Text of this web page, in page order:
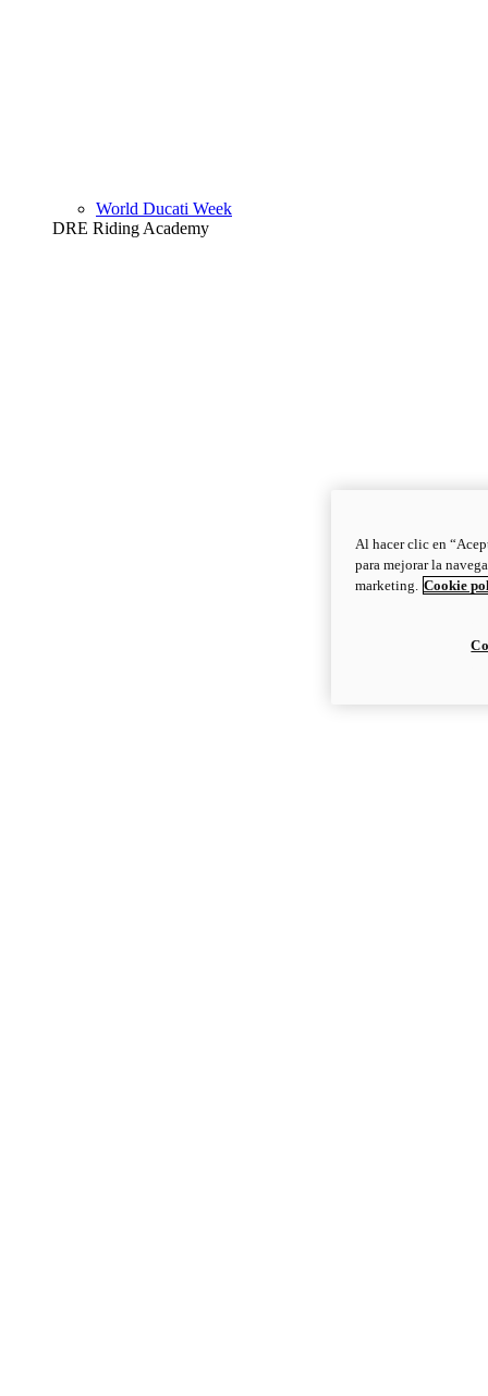
World Ducati Week
DRE Riding Academy
Al hacer clic en
para mejorar la
marketing. Cookie